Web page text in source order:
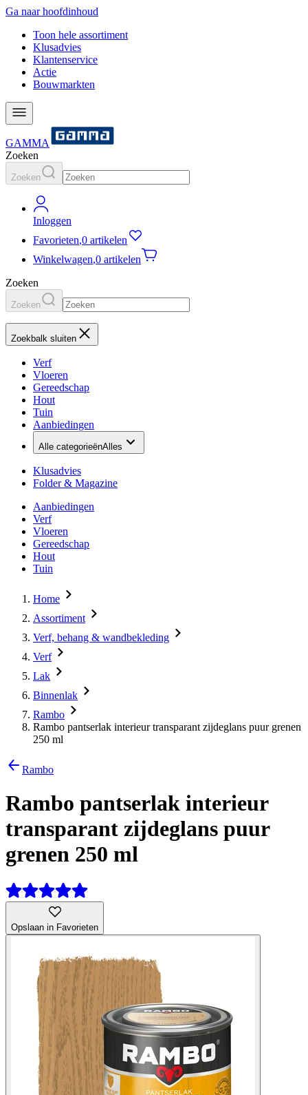
Ga naar hoofdinhoud
Toon hele assortiment
Klusadvies
Klantenservice
Actie
Bouwmarkten
GAMMA
Zoeken
Zoeken
Inloggen
Favorieten,0 artikelen
Winkelwagen,0 artikelen
Zoeken
Zoeken
Zoekbalk sluiten
Verf
Vloeren
Gereedschap
Hout
Tuin
Aanbiedingen
Alle categorieënAlles
Klusadvies
Folder & Magazine
Aanbiedingen
Verf
Vloeren
Gereedschap
Hout
Tuin
Home
Assortiment
Verf, behang & wandbekleding
Verf
Lak
Binnenlak
Rambo
Rambo pantserlak interieur transparant zijdeglans puur grenen
250 ml
Rambo
Rambo pantserlak interieur
transparant zijdeglans puur
grenen 250 ml
Opslaan in Favorieten